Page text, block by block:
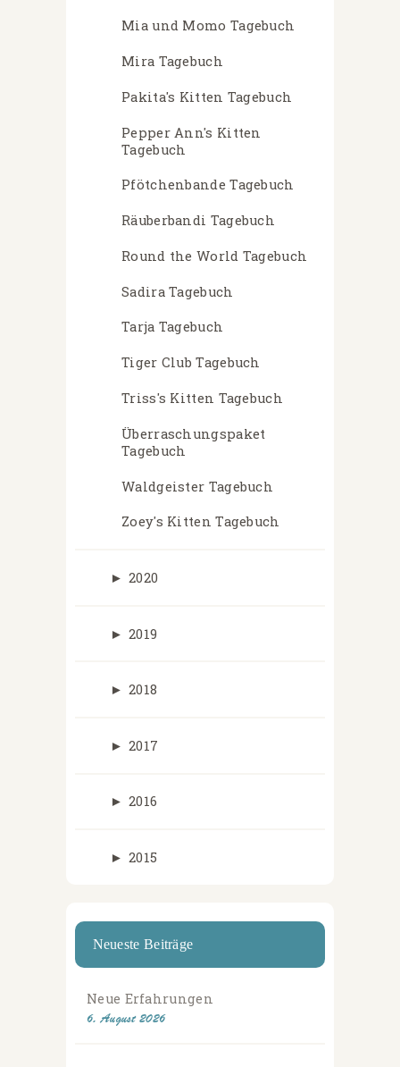
Mia und Momo Tagebuch
Mira Tagebuch
Pakita's Kitten Tagebuch
Pepper Ann's Kitten
Tagebuch
Pfötchenbande Tagebuch
Räuberbandi Tagebuch
Round the World Tagebuch
Sadira Tagebuch
Tarja Tagebuch
Tiger Club Tagebuch
Triss's Kitten Tagebuch
Überraschungspaket
Tagebuch
Waldgeister Tagebuch
Zoey's Kitten Tagebuch
► 2020
► 2019
► 2018
► 2017
► 2016
► 2015
Neueste Beiträge
Neue Erfahrungen
6. August 2026